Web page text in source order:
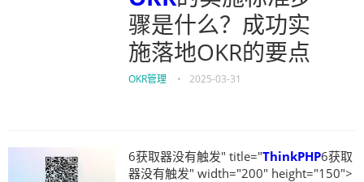
骤是什么？成功实
施落地OKR的要点
OKR管理 • 2025-03-31
6获取器没有触发" title="ThinkPHP6获取
器没有触发" width="200" height="150">